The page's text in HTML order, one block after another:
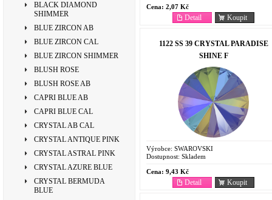
BLACK DIAMOND
SHIMMER
BLUE ZIRCON AB
BLUE ZIRCON CAL
BLUE ZIRCON SHIMMER
BLUSH ROSE
BLUSH ROSE AB
CAPRI BLUE AB
CAPRI BLUE CAL
CRYSTAL AB CAL
CRYSTAL ANTIQUE PINK
CRYSTAL ASTRAL PINK
CRYSTAL AZURE BLUE
CRYSTAL BERMUDA
BLUE
Cena: 2,07 Kč
Koupit
Detail
1122 SS 39 CRYSTAL PARADISE
SHINE F
Výrobce: SWAROVSKI
Dostupnost: Skladem
Cena: 9,43 Kč
Koupit
Detail